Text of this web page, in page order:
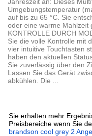
Umgebungstemperatur
auf bis zu 65 °C. Sie
oder eine warme Mahlzeit
KONTROLLE DURCH
Sie die volle Kontrolle mit
vier intuitive Touchtasten
haben den aktuellen
Sie zuverlässig über den
Lassen Sie das Gerät
abkühlen. Die ...
Sie erhalten mehr
Preisbereiche wenn Sie
brandson cool grey 2